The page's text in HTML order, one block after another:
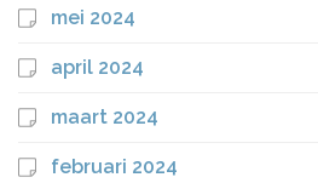
mei 2024
april 2024
maart 2024
februari 2024